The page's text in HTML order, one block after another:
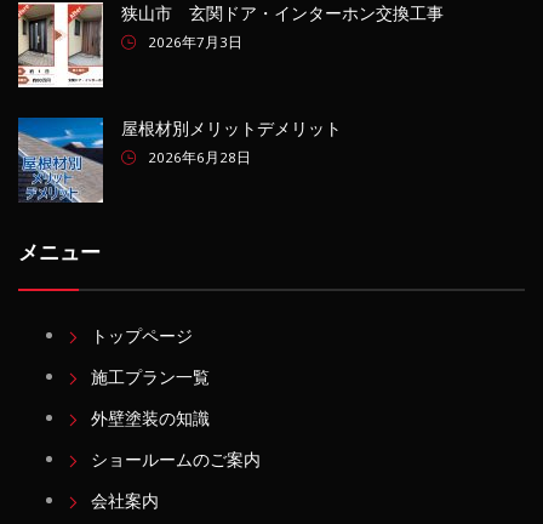
狭山市 玄関ドア・インターホン交換工事
2026年7月3日
屋根材別メリットデメリット
2026年6月28日
メニュー
トップページ
施工プラン一覧
外壁塗装の知識
ショールームのご案内
会社案内